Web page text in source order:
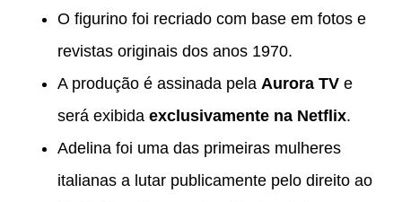
O figurino foi recriado com base em fotos e
revistas originais dos anos 1970.
A produção é assinada pela Aurora TV e
será exibida exclusivamente na Netflix.
Adelina foi uma das primeiras mulheres
italianas a lutar publicamente pelo direito ao